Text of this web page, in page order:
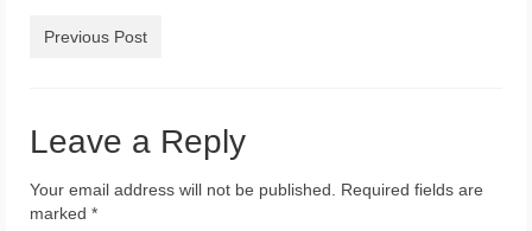
Indonēzija
Par Mums
Previous Post
Leave a Reply
Your email address will not be published.
Required fields are
marked *